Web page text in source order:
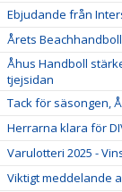
Ebjudande från
Årets
Åhus Handboll
tjejsidan
Tack för säsongen,
Herrarna klara för
Varulotteri 2025 -
Viktigt meddelande